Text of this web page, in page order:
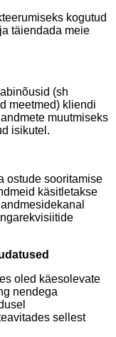
kogutud
täiendada meie
(sh
meetmed) kliendi
muutmiseks
isikutel.
ostude sooritamise
käsitletakse
oled käesolevate
nendega
sellest